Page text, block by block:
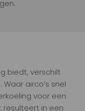
biedt, verschilt
airco’s snel
voor een
resulteert in een